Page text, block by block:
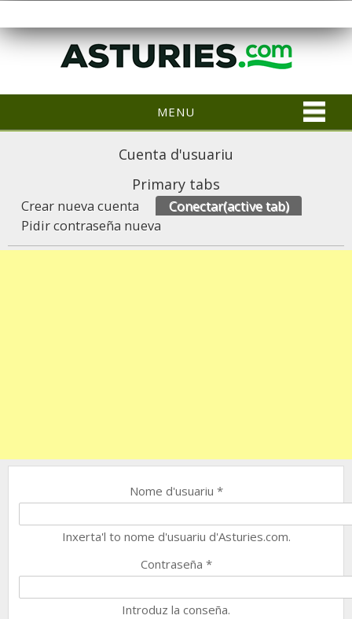
MENU
Cuenta d'usuariu
Primary tabs
Crear nueva cuenta Conectar(active tab)
Pidir contraseña nueva
Nome d'usuariu *
Inxerta'l to nome d'usuariu d'Asturies.com.
Contraseña *
Introduz la conseña.